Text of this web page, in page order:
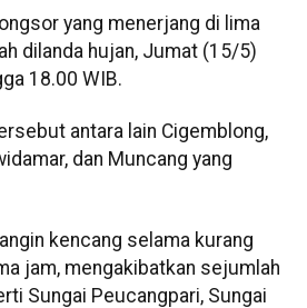
yang menerjang di lima
dilanda hujan, Jumat (15/5)
18.00 WIB.
antara lain Cigemblong,
dan Muncang yang
kencang selama kurang
jam, mengakibatkan sejumlah
Sungai Peucangpari, Sungai